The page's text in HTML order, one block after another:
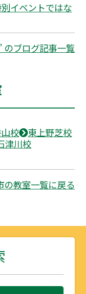
イベントではな
のブログ記事一覧
校
東上野芝校
津川校
の教室一覧に戻る